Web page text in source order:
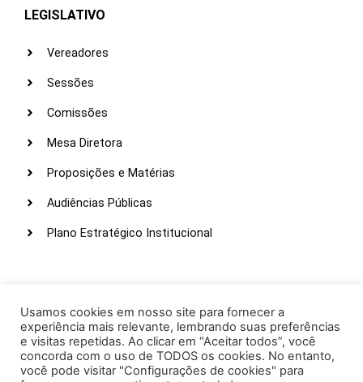
LEGISLATIVO
Vereadores
Sessões
Comissões
Mesa Diretora
Proposições e Matérias
Audiências Públicas
Plano Estratégico Institucional
Webmail
Intranet
Administração
Usamos cookies em nosso site para fornecer a
experiência mais relevante, lembrando suas preferências
e visitas repetidas. Ao clicar em “Aceitar todos”, você
concorda com o uso de TODOS os cookies. No entanto,
você pode visitar "Configurações de cookies" para